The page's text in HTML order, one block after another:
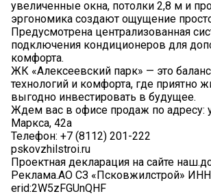
увеличенные окна, потолки 2,8 м и
эргономика создают ощущение
Предусмотрена централизованная
подключения кондиционеров для
комфорта.
ЖК «Алексеевский парк» — это баланс
технологий и комфорта, где приятно
выгодно инвестировать в будущее.
Ждем вас в офисе продаж по адресу:
Маркса, 42а
Телефон: +7 (8112) 201-222
pskovzhilstroi.ru
Проектная декларация на сайте
Реклама.АО СЗ «Псковжилстрой»
erid:2W5zFGUnQHF